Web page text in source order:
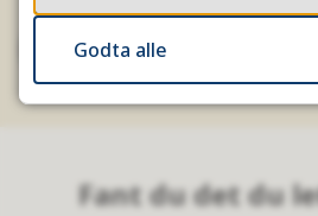
Se flere
Fant du det du
Godta alle